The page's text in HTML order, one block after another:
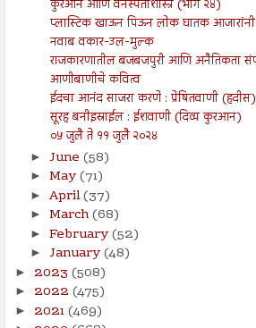
कुरआन आणि वनस्पतीशास्त्र (भाग २४)
प्लास्टिक खाऊन पिऊन लोक घातक
नवाब वकार-उल-मुल्क
राजकारणातील बजबजपुरी आणि अनैतिकता
आणीबाणीचे कवित्व
ईदचा आनंद साजरा करणे : प्रेषितवाणी (हदीस)
सूरह बनीइस्राईल : ईशवाणी (दिव्य कुरआन)
०५ जुलै ते ११ जुलै २०२४
► June (58)
► May(71)
► April(37)
► March(68)
► February(52)
► January(48)
► 2023 (508)
► 2022 (475)
► 2021(469)